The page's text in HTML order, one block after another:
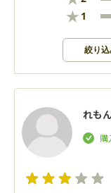
★ 1
絞り
れも